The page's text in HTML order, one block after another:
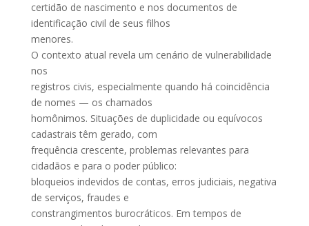
certidão de nascimento e nos documentos de
identificação civil de seus filhos
menores.
O contexto atual revela um cenário de vulnerabilidade
nos
registros civis, especialmente quando há coincidência
de nomes — os chamados
homônimos. Situações de duplicidade ou equívocos
cadastrais têm gerado, com
frequência crescente, problemas relevantes para
cidadãos e para o poder público:
bloqueios indevidos de contas, erros judiciais, negativa
de serviços, fraudes e
constrangimentos burocráticos. Em tempos de